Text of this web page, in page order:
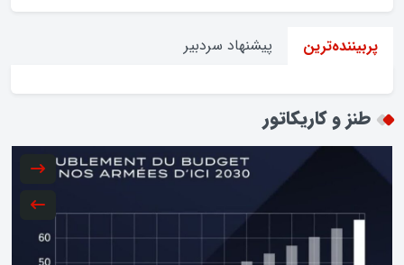
پربیننده‌ترین پیشنهاد سردبیر
طنز و کاریکاتور